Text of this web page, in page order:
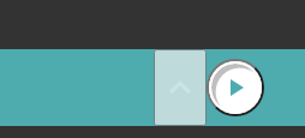
play_arrow